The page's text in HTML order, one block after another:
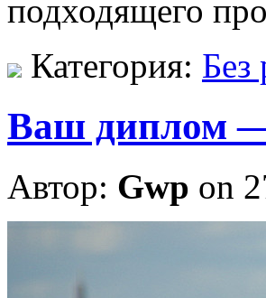
подходящего
Категория: Без
Ваш диплом —
Автор: Gwp on